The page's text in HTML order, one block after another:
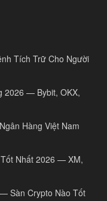
Tích Trữ Cho Người
2026 — Bybit, OKX,
Hàng Việt Nam
Nhất 2026 — XM,
Sàn Crypto Nào Tốt